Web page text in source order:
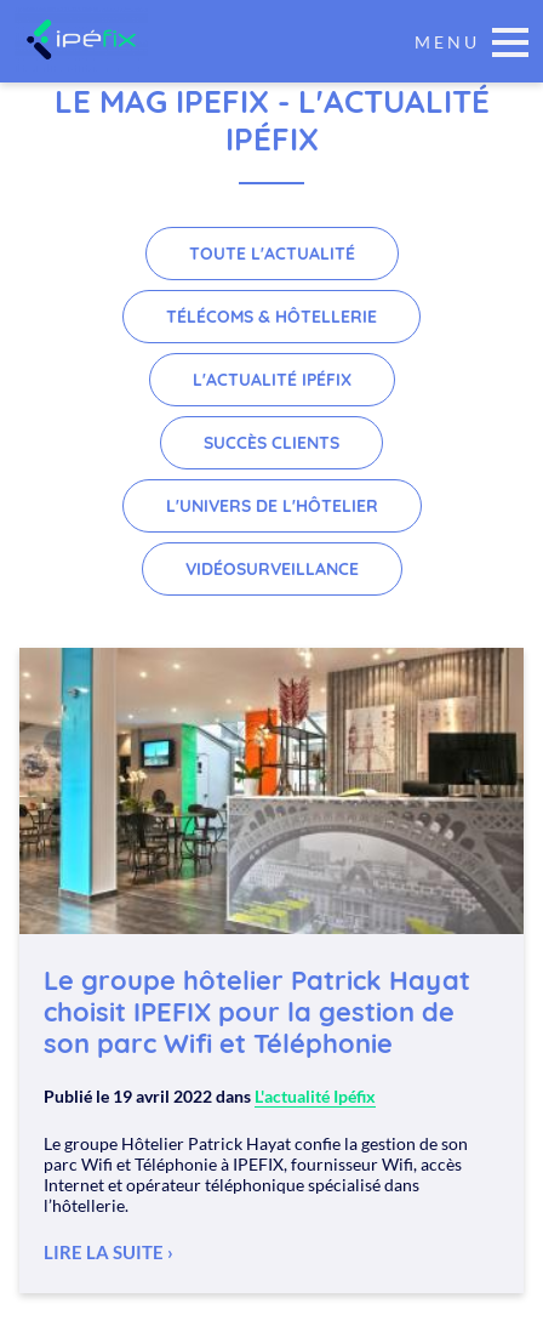
MENU
LE MAG IPEFIX - L'ACTUALITÉ
IPÉFIX
TOUTE L'ACTUALITÉ
TÉLÉCOMS & HÔTELLERIE
L'ACTUALITÉ IPÉFIX
SUCCÈS CLIENTS
L'UNIVERS DE L'HÔTELIER
VIDÉOSURVEILLANCE
Le groupe hôtelier Patrick Hayat
choisit IPEFIX pour la gestion de
son parc Wifi et Téléphonie
Publié le 19 avril 2022dans L'actualité Ipéfix
Le groupe Hôtelier Patrick Hayat confie la gestion de son
parc Wifi et Téléphonie à IPEFIX, fournisseur Wifi, accès
Internet et opérateur téléphonique spécialisé dans
l’hôtellerie.
LIRE LA SUITE